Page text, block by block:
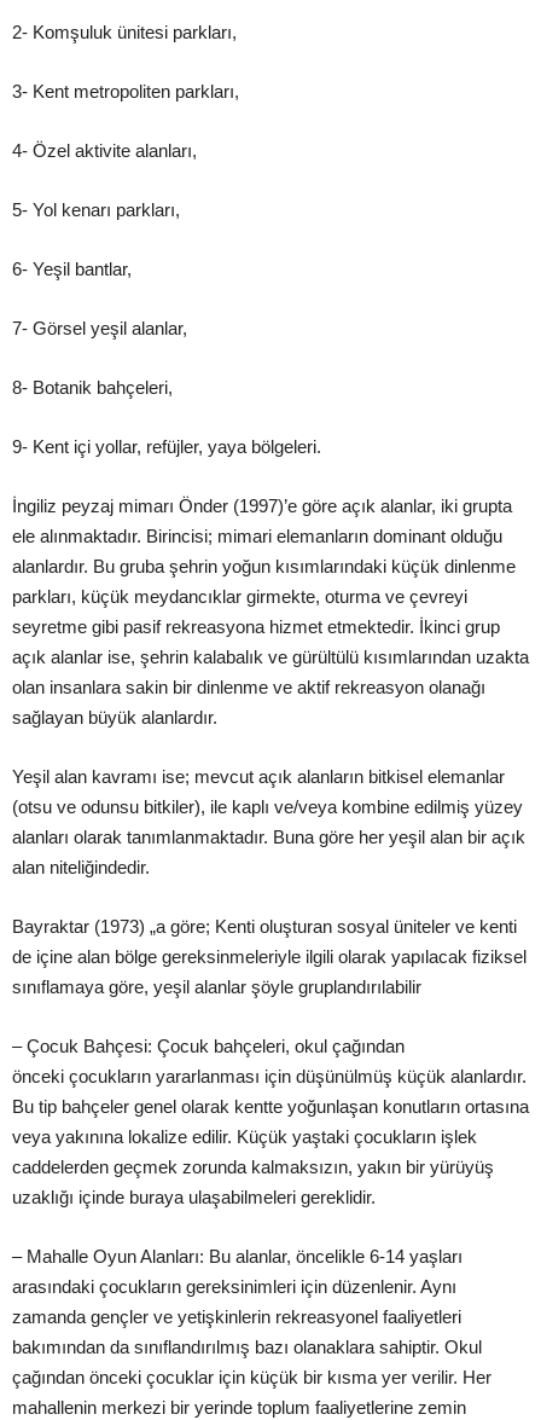
2- Komşuluk ünitesi parkları,
3- Kent metropoliten parkları,
4- Özel aktivite alanları,
5- Yol kenarı parkları,
6- Yeşil bantlar,
7- Görsel yeşil alanlar,
8- Botanik bahçeleri,
9- Kent içi yollar, refüjler, yaya bölgeleri.
İngiliz peyzaj mimarı Önder (1997)’e göre açık alanlar, iki grupta
ele alınmaktadır. Birincisi; mimari elemanların dominant olduğu
alanlardır. Bu gruba şehrin yoğun kısımlarındaki küçük dinlenme
parkları, küçük meydancıklar girmekte, oturma ve çevreyi
seyretme gibi pasif rekreasyona hizmet etmektedir. İkinci grup
açık alanlar ise, şehrin kalabalık ve gürültülü kısımlarından uzakta
olan insanlara sakin bir dinlenme ve aktif rekreasyon olanağı
sağlayan büyük alanlardır.
Yeşil alan kavramı ise; mevcut açık alanların bitkisel elemanlar
(otsu ve odunsu bitkiler), ile kaplı ve/veya kombine edilmiş yüzey
alanları olarak tanımlanmaktadır. Buna göre her yeşil alan bir açık
alan niteliğindedir.
Bayraktar (1973) „a göre; Kenti oluşturan sosyal üniteler ve kenti
de içine alan bölge gereksinmeleriyle ilgili olarak yapılacak fiziksel
sınıflamaya göre, yeşil alanlar şöyle gruplandırılabilir
– Çocuk Bahçesi: Çocuk bahçeleri, okul çağından
önceki çocukların yararlanması için düşünülmüş küçük alanlardır.
Bu tip bahçeler genel olarak kentte yoğunlaşan konutların ortasına
veya yakınına lokalize edilir. Küçük yaştaki çocukların işlek
caddelerden geçmek zorunda kalmaksızın, yakın bir yürüyüş
uzaklığı içinde buraya ulaşabilmeleri gereklidir.
– Mahalle Oyun Alanları: Bu alanlar, öncelikle 6-14 yaşları
arasındaki çocukların gereksinimleri için düzenlenir. Aynı
zamanda gençler ve yetişkinlerin rekreasyonel faaliyetleri
bakımından da sınıflandırılmış bazı olanaklara sahiptir. Okul
çağından önceki çocuklar için küçük bir kısma yer verilir. Her
mahallenin merkezi bir yerinde toplum faaliyetlerine zemin